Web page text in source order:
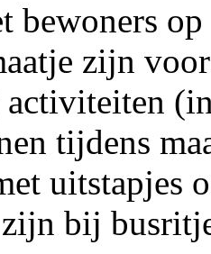
bewoners
zijn
tijdens
uitstapjes
bij